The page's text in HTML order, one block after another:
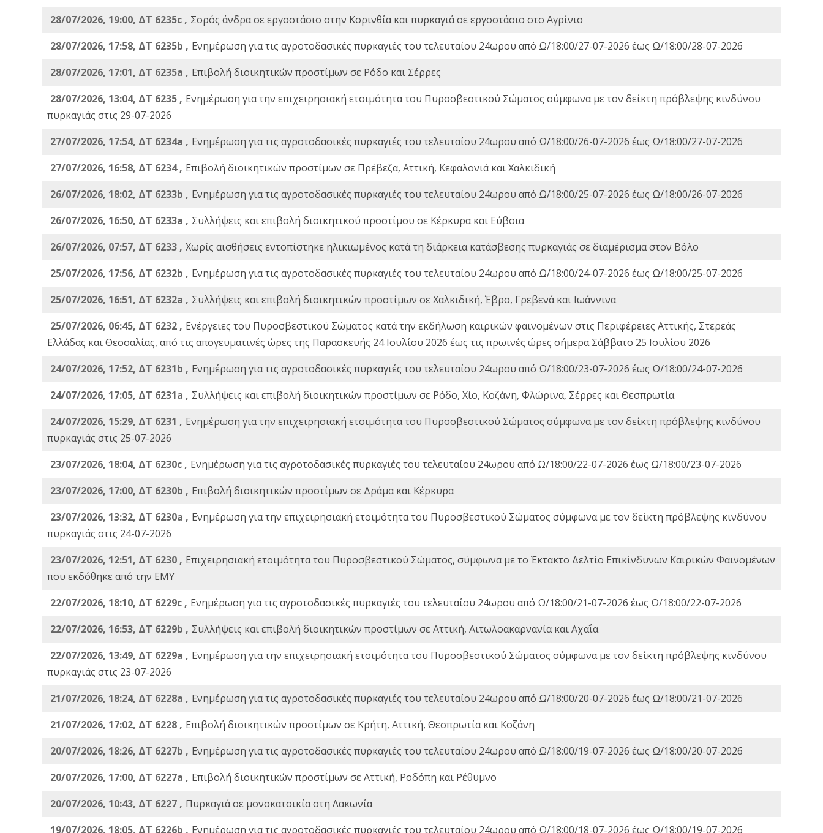
28/07/2026, 19:00, ΔΤ 6235c , Σορός άνδρα σε εργοστάσιο στην Κορινθία και πυρκαγιά σε εργοστάσιο στο Αγρίνιο
28/07/2026, 17:58, ΔΤ 6235b , Ενημέρωση για τις αγροτοδασικές πυρκαγιές του τελευταίου 24ωρου από Ω/18:00/27-07-2026 έως Ω/18:00/28-07-2026
28/07/2026, 17:01, ΔΤ 6235a , Eπιβολή διοικητικών προστίμων σε Ρόδο και Σέρρες
28/07/2026, 13:04, ΔΤ 6235 , Ενημέρωση για την επιχειρησιακή ετοιμότητα του Πυροσβεστικού Σώματος σύμφωνα με τον δείκτη πρόβλεψης κινδύνου
πυρκαγιάς στις 29-07-2026
27/07/2026, 17:54, ΔΤ 6234a , Ενημέρωση για τις αγροτοδασικές πυρκαγιές του τελευταίου 24ωρου από Ω/18:00/26-07-2026 έως Ω/18:00/27-07-2026
27/07/2026, 16:58, ΔΤ 6234 , Eπιβολή διοικητικών προστίμων σε Πρέβεζα, Αττική, Κεφαλονιά και Χαλκιδική
26/07/2026, 18:02, ΔΤ 6233b , Ενημέρωση για τις αγροτοδασικές πυρκαγιές του τελευταίου 24ωρου από Ω/18:00/25-07-2026 έως Ω/18:00/26-07-2026
26/07/2026, 16:50, ΔΤ 6233a , Συλλήψεις και επιβολή διοικητικού προστίμου σε Κέρκυρα και Εύβοια
26/07/2026, 07:57, ΔΤ 6233 , Χωρίς αισθήσεις εντοπίστηκε ηλικιωμένος κατά τη διάρκεια κατάσβεσης πυρκαγιάς σε διαμέρισμα στον Βόλο
25/07/2026, 17:56, ΔΤ 6232b , Ενημέρωση για τις αγροτοδασικές πυρκαγιές του τελευταίου 24ωρου από Ω/18:00/24-07-2026 έως Ω/18:00/25-07-2026
25/07/2026, 16:51, ΔΤ 6232a , Συλλήψεις και επιβολή διοικητικών προστίμων σε Χαλκιδική, Έβρο, Γρεβενά και Ιωάννινα
25/07/2026, 06:45, ΔΤ 6232 , Ενέργειες του Πυροσβεστικού Σώματος κατά την εκδήλωση καιρικών φαινομένων στις Περιφέρειες Αττικής, Στερεάς
Ελλάδας και Θεσσαλίας, από τις απογευματινές ώρες της Παρασκευής 24 Ιουλίου 2026 έως τις πρωινές ώρες σήμερα Σάββατο 25 Ιουλίου 2026
24/07/2026, 17:52, ΔΤ 6231b , Ενημέρωση για τις αγροτοδασικές πυρκαγιές του τελευταίου 24ωρου από Ω/18:00/23-07-2026 έως Ω/18:00/24-07-2026
24/07/2026, 17:05, ΔΤ 6231a , Συλλήψεις και επιβολή διοικητικών προστίμων σε Ρόδο, Χίο, Κοζάνη, Φλώρινα, Σέρρες και Θεσπρωτία
24/07/2026, 15:29, ΔΤ 6231 , Ενημέρωση για την επιχειρησιακή ετοιμότητα του Πυροσβεστικού Σώματος σύμφωνα με τον δείκτη πρόβλεψης κινδύνου
πυρκαγιάς στις 25-07-2026
23/07/2026, 18:04, ΔΤ 6230c , Ενημέρωση για τις αγροτοδασικές πυρκαγιές του τελευταίου 24ωρου από Ω/18:00/22-07-2026 έως Ω/18:00/23-07-2026
23/07/2026, 17:00, ΔΤ 6230b , Επιβολή διοικητικών προστίμων σε Δράμα και Κέρκυρα
23/07/2026, 13:32, ΔΤ 6230a , Ενημέρωση για την επιχειρησιακή ετοιμότητα του Πυροσβεστικού Σώματος σύμφωνα με τον δείκτη πρόβλεψης κινδύνου
πυρκαγιάς στις 24-07-2026
23/07/2026, 12:51, ΔΤ 6230 , Επιχειρησιακή ετοιμότητα του Πυροσβεστικού Σώματος, σύμφωνα με το Έκτακτο Δελτίο Επικίνδυνων Καιρικών Φαινομένων
που εκδόθηκε από την ΕΜΥ
22/07/2026, 18:10, ΔΤ 6229c , Ενημέρωση για τις αγροτοδασικές πυρκαγιές του τελευταίου 24ωρου από Ω/18:00/21-07-2026 έως Ω/18:00/22-07-2026
22/07/2026, 16:53, ΔΤ 6229b , Σuλλήψεις και επιβολή διοικητικών προστίμων σε Αττική, Αιτωλοακαρνανία και Αχαΐα
22/07/2026, 13:49, ΔΤ 6229a , Ενημέρωση για την επιχειρησιακή ετοιμότητα του Πυροσβεστικού Σώματος σύμφωνα με τον δείκτη πρόβλεψης κινδύνου
πυρκαγιάς στις 23-07-2026
21/07/2026, 18:24, ΔΤ 6228a , Ενημέρωση για τις αγροτοδασικές πυρκαγιές του τελευταίου 24ωρου από Ω/18:00/20-07-2026 έως Ω/18:00/21-07-2026
21/07/2026, 17:02, ΔΤ 6228 , Επιβολή διοικητικών προστίμων σε Κρήτη, Αττική, Θεσπρωτία και Κοζάνη
20/07/2026, 18:26, ΔΤ 6227b , Ενημέρωση για τις αγροτοδασικές πυρκαγιές του τελευταίου 24ωρου από Ω/18:00/19-07-2026 έως Ω/18:00/20-07-2026
20/07/2026, 17:00, ΔΤ 6227a , Επιβολή διοικητικών προστίμων σε Αττική, Ροδόπη και Ρέθυμνο
20/07/2026, 10:43, ΔΤ 6227 , Πυρκαγιά σε μονοκατοικία στη Λακωνία
19/07/2026, 18:05, ΔΤ 6226b , Ενημέρωση για τις αγροτοδασικές πυρκαγιές του τελευταίου 24ωρου από Ω/18:00/18-07-2026 έως Ω/18:00/19-07-2026